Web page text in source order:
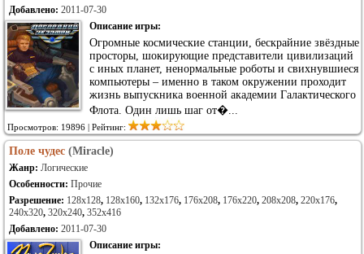
Добавлено: 2011-07-30
Описание игры:
Огромные космические станции, бескрайние звёздные
просторы, шокирующие представители цивилизаций
с иных планет, ненормальные роботы и свихнувшиеся
компьютеры – именно в таком окружении проходит
жизнь выпускника военной академии Галактического
Флота. Один лишь шаг от�...
Просмотров: 19896 | Рейтинг:
Поле чудес (Miracle)
Жанр: Логические
Особенности: Прочие
Разрешение: 128x128, 128x160, 132x176, 176x208, 176x220, 208x208, 220x176,
240x320, 320x240, 352x416
Добавлено: 2011-07-30
Описание игры: